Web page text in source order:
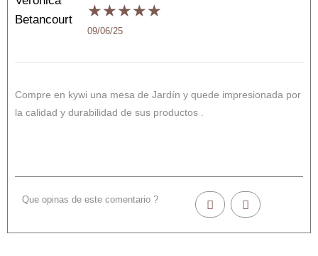
★★★★★
09/06/25
Compre en kywi una mesa de Jardín y quede impresionada por
la calidad y durabilidad de sus productos .
Que opinas de este comentario ?